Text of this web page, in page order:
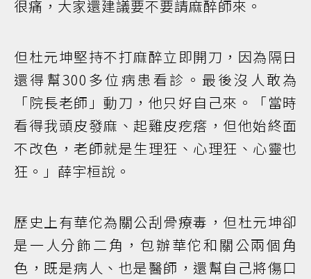
很痛，大家還建議要不要請麻醉師來。
但杜元坤堅持不打麻醉立即開刀，因為隔日
還得幫300多位病患看診。最後沒人敢為
「院長老師」動刀，他只好自己來。「當時
看得我頭皮發麻、起雞皮疙瘩，但他始終面
不改色，老師就是生理狂、心理狂、心靈也
狂。」薛宇桓說。
歷史上有華佗為關公刮骨療毒，但杜元坤卻
是一人分飾二角，包辦華佗和關公兩個角
色，既是病人、也是醫師，還幫自己將傷口